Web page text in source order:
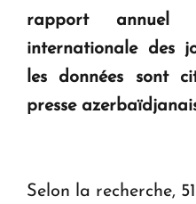
question d'un
KASA : 30 ans
en Arménie
rapport annuel
internationale des
les données sont
presse
Selon la recherche,